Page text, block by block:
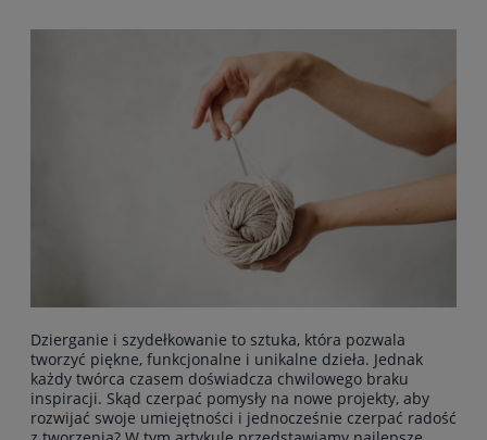
Dzierganie i szydełkowanie to sztuka, która pozwala
tworzyć piękne, funkcjonalne i unikalne dzieła. Jednak
każdy twórca czasem doświadcza chwilowego braku
inspiracji. Skąd czerpać pomysły na nowe projekty, aby
rozwijać swoje umiejętności i jednocześnie czerpać radość